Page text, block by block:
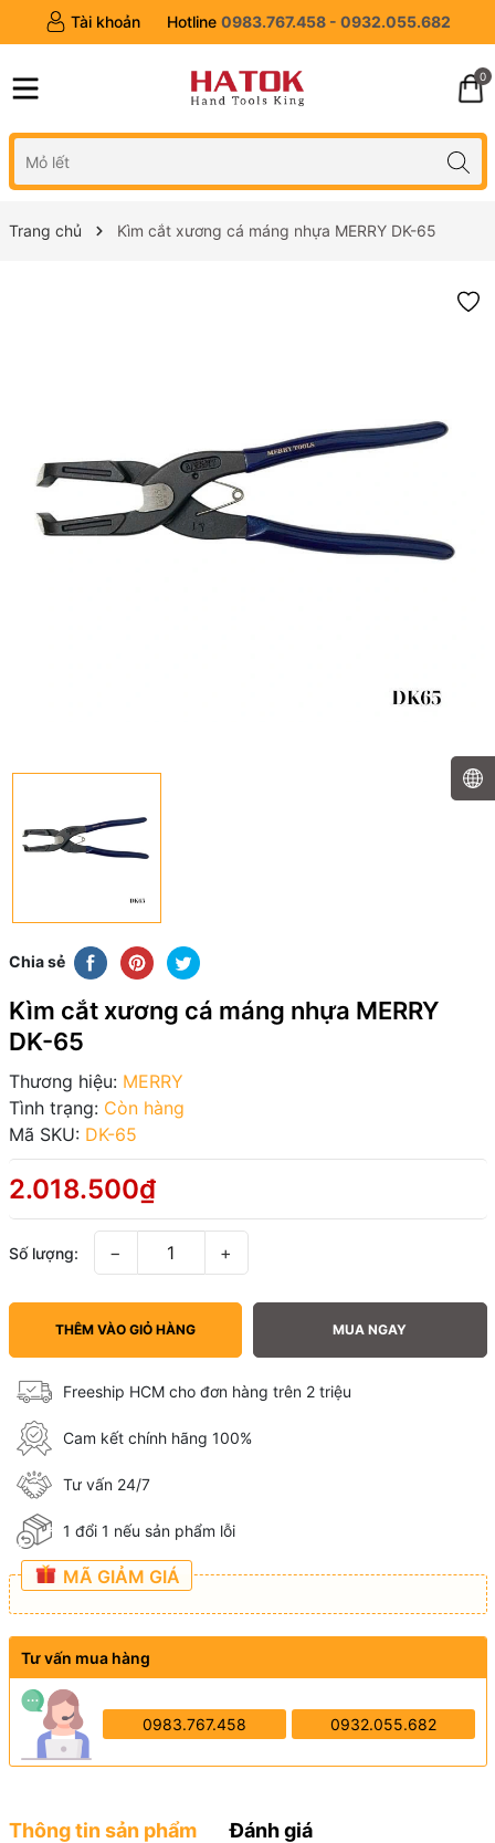
Tài khoản Hotline 0983.767.458 - 0932.055.682
0
Trang chủ Kìm cắt xương cá máng nhựa MERRY DK-65
Chia sẻ
Kìm cắt xương cá máng nhựa MERRY
DK-65
Thương hiệu: MERRY
Tình trạng: Còn hàng
Mã SKU: DK-65
2.018.500₫
Số lượng: − +
THÊM VÀO GIỎ HÀNG MUA NGAY
Freeship HCM cho đơn hàng trên 2 triệu
Cam kết chính hãng 100%
Tư vấn 24/7
1 đổi 1 nếu sản phẩm lỗi
MÃ GIẢM GIÁ
Tư vấn mua hàng
0983.767.458 0932.055.682
Thông tin sản phẩm Đánh giá